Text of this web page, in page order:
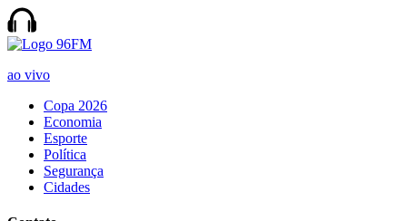
ao vivo
Copa 2026
Economia
Esporte
Política
Segurança
Cidades